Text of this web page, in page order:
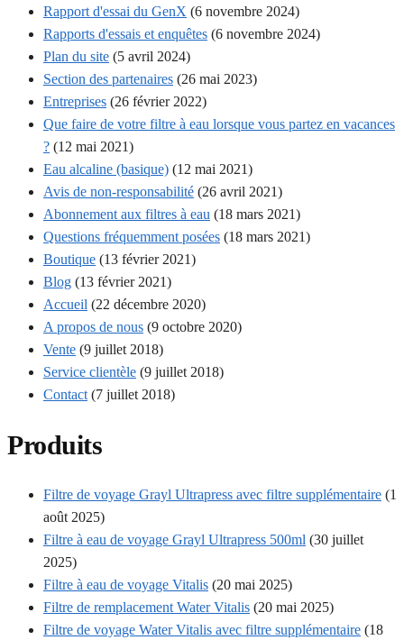
Rapport d'essai du GenX (6 novembre 2024)
Rapports d'essais et enquêtes (6 novembre 2024)
Plan du site (5 avril 2024)
Section des partenaires (26 mai 2023)
Entreprises (26 février 2022)
Que faire de votre filtre à eau lorsque vous partez en vacances
? (12 mai 2021)
Eau alcaline (basique) (12 mai 2021)
Avis de non-responsabilité (26 avril 2021)
Abonnement aux filtres à eau (18 mars 2021)
Questions fréquemment posées (18 mars 2021)
Boutique (13 février 2021)
Blog (13 février 2021)
Accueil (22 décembre 2020)
A propos de nous (9 octobre 2020)
Vente (9 juillet 2018)
Service clientèle (9 juillet 2018)
Contact (7 juillet 2018)
Produits
Filtre de voyage Grayl Ultrapress avec filtre supplémentaire (1
août 2025)
Filtre à eau de voyage Grayl Ultrapress 500ml (30 juillet
2025)
Filtre à eau de voyage Vitalis (20 mai 2025)
Filtre de remplacement Water Vitalis (20 mai 2025)
Filtre de voyage Water Vitalis avec filtre supplémentaire (18